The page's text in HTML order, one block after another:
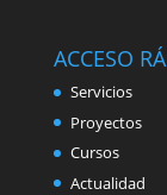
ACCESO
Servicios
Proyectos
Cursos
Actualidad